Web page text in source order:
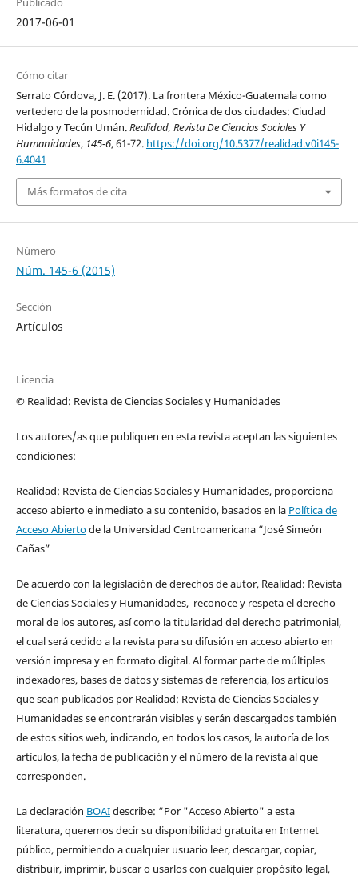
2017-06-01
Cómo citar
Serrato Córdova, J. E. (2017). La frontera México-Guatemala como
vertedero de la posmodernidad. Crónica de dos ciudades: Ciudad
Hidalgo y Tecún Umán.Realidad, Revista De Ciencias Sociales Y
Humanidades, 145-6, 61-72. https://doi.org/10.5377/realidad.v0i145-
6.4041
Más formatos de cita
Número
Núm. 145-6 (2015)
Sección
Artículos
Licencia
© Realidad: Revista de Ciencias Sociales y Humanidades
Los autores/as que publiquen en esta revista aceptan las siguientes
condiciones:
Realidad: Revista de Ciencias Sociales y Humanidades, proporciona
acceso abierto e inmediato a su contenido, basados en la Política de
Acceso Abiertode la Universidad Centroamericana “José Simeón
Cañas”
De acuerdo con la legislación de derechos de autor, Realidad: Revista
de Ciencias Sociales y Humanidades, reconoce y respeta el derecho
moral de los autores, así como la titularidad del derecho patrimonial,
el cual será cedido a la revista para su difusión en acceso abierto en
versión impresa y en formato digital. Al formar parte de múltiples
indexadores, bases de datos y sistemas de referencia, los artículos
que sean publicados por Realidad: Revista de Ciencias Sociales y
Humanidades se encontrarán visibles y serán descargados también
de estos sitios web, indicando, en todos los casos, la autoría de los
artículos, la fecha de publicación y el número de la revista al que
corresponden.
La declaración BOAIdescribe: “Por "Acceso Abierto" a esta
literatura, queremos decir su disponibilidad gratuita en Internet
público, permitiendo a cualquier usuario leer, descargar, copiar,
distribuir, imprimir, buscar o usarlos con cualquier propósito legal,